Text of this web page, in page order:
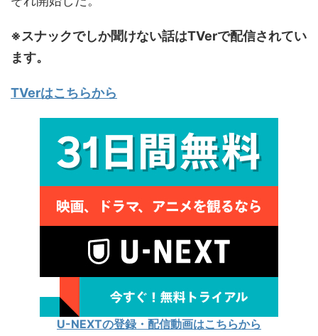
※スナックでしか聞けない話はTVerで配信されてい
ます。
TVerはこちらから
U-NEXTの登録・配信動画はこちらから